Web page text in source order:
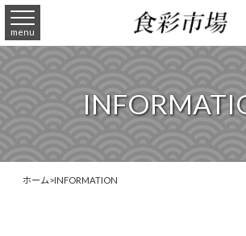
menu
ホーム>INFORMATION